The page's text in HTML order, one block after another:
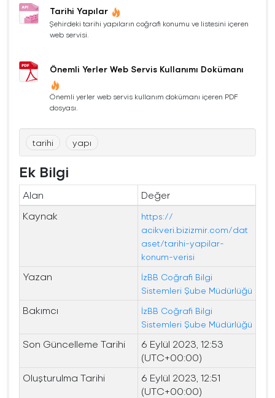
Tarihi Yapılar
Şehirdeki tarihi yapıların coğrafi konumu ve listesini içeren
web servisi.
Önemli Yerler Web Servis Kullanımı Dokümanı
Önemli yerler web servis kullanım dokümanı içeren PDF
dosyası.
tarihi yapı
Ek Bilgi
Alan
Değer
Kaynak
https://
acikveri.bizizmir.com/dat
aset/tarihi-yapilar-
konum-verisi
Yazan
İzBB Coğrafi Bilgi
Sistemleri Şube Müdürlüğü
Bakımcı
İzBB Coğrafi Bilgi
Sistemleri Şube Müdürlüğü
Son Güncelleme Tarihi
6 Eylül 2023, 12:53
(UTC+00:00)
Oluşturulma Tarihi
6 Eylül 2023, 12:51
(UTC+00:00)